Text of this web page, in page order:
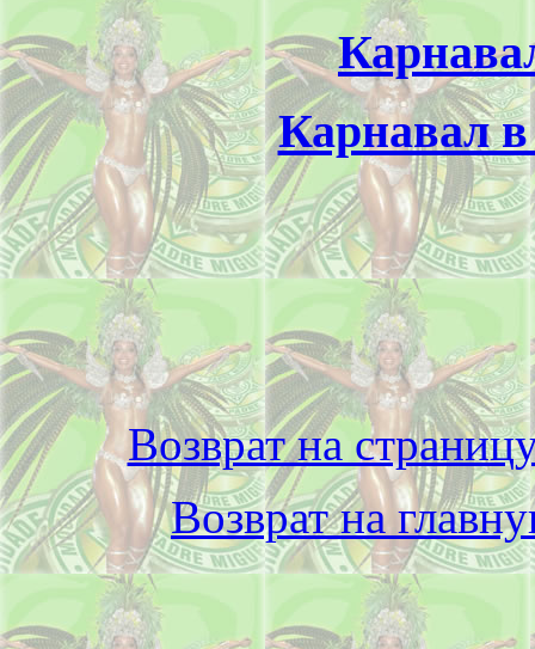
Карнавал
Возврат на
Возврат на